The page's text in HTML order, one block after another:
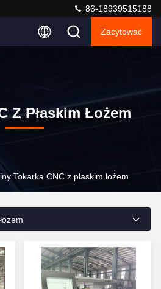
86-18939515188
Zacytować
Z Płaskim Łożem
Tokarka CNC z płaskim łożem